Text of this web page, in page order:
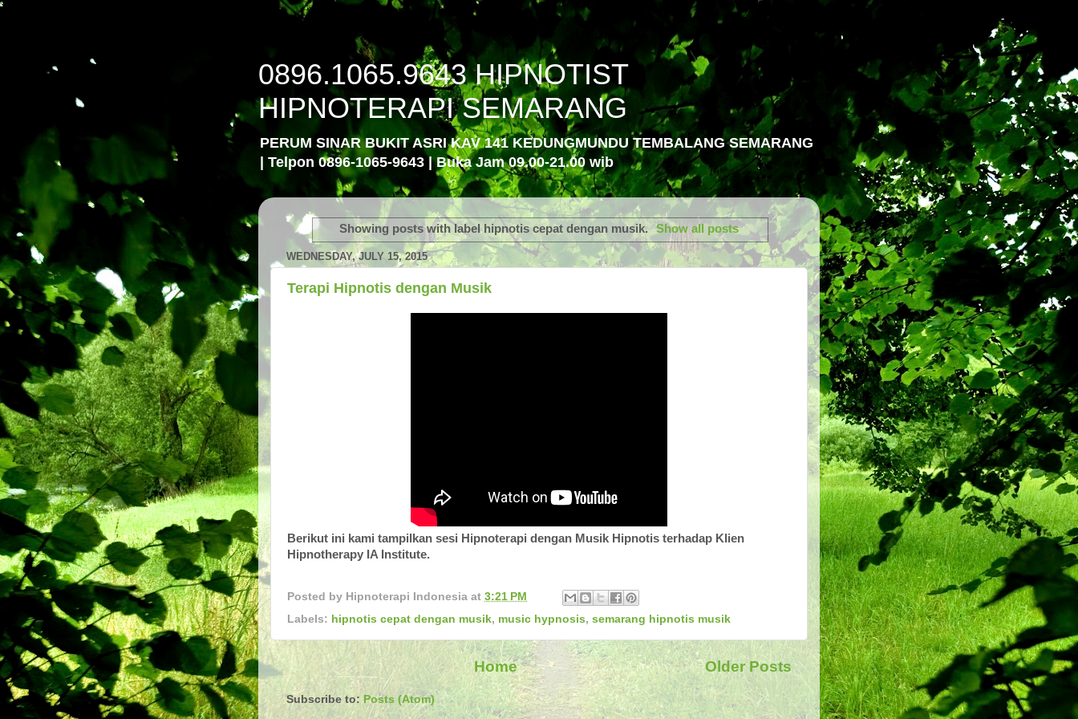
0896.1065.9643 HIPNOTIST
HIPNOTERAPI SEMARANG
PERUM SINAR BUKIT ASRI KAV 141 KEDUNGMUNDU TEMBALANG SEMARANG
| Telpon 0896-1065-9643 | Buka Jam 09.00-21.00 wib
Showing posts with labelhipnotis cepat dengan musik. Show all posts
WEDNESDAY, JULY 15, 2015
Terapi Hipnotis dengan Musik
Berikut ini kami tampilkan sesi Hipnoterapi dengan Musik Hipnotis terhadap Klien
Hipnotherapy IA Institute.
Posted by Hipnoterapi Indonesia at 3:21 PM
Labels: hipnotis cepat dengan musik, music hypnosis, semarang hipnotis musik
Older Posts
Home
Subscribe to: Posts (Atom)